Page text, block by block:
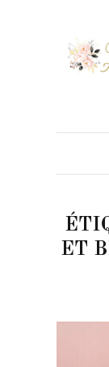
ET